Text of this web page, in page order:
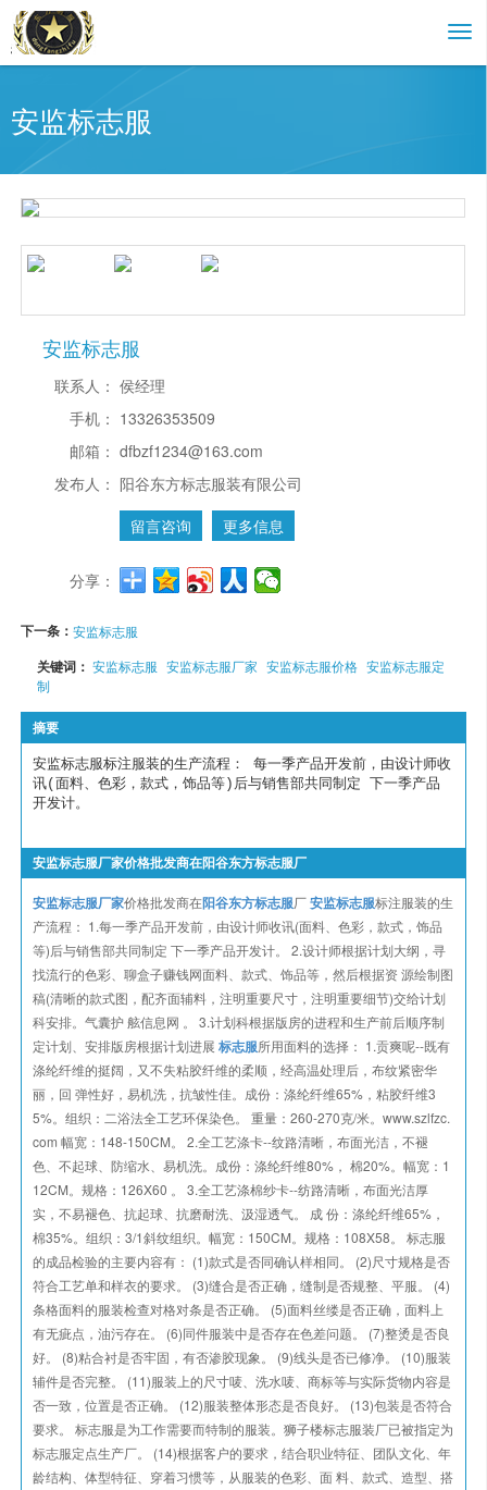
安监标志服
安监标志服
联系人： 侯经理
手机： 13326353509
邮箱： dfbzf1234@163.com
发布人： 阳谷东方标志服装有限公司
留言咨询
更多信息
分享：
下一条：安监标志服
关键词：安监标志服 安监标志服厂家 安监标志服价格 安监标志服定
制
摘要
安监标志服标注服装的生产流程： 每一季产品开发前，由设计师收
讯(面料、色彩，款式，饰品等)后与销售部共同制定 下一季产品
开发计。
安监标志服厂家价格批发商在阳谷东方标志服厂
安监标志服厂家价格批发商在阳谷东方标志服厂安监标志服标注服装的生
产流程： 1.每一季产品开发前，由设计师收讯(面料、色彩，款式，饰品
等)后与销售部共同制定 下一季产品开发计。 2.设计师根据计划大纲，寻
找流行的色彩、聊盒子赚钱网面料、款式、饰品等，然后根据资 源绘制图
稿(清晰的款式图，配齐面辅料，注明重要尺寸，注明重要细节)交给计划
科安排。气囊护 舷信息网 。 3.计划科根据版房的进程和生产前后顺序制
定计划、安排版房根据计划进展标志服所用面料的选择： 1.贡爽呢--既有
涤纶纤维的挺阔，又不失粘胶纤维的柔顺，经高温处理后，布纹紧密华
丽，回 弹性好，易机洗，抗皱性佳。成份：涤纶纤维65%，粘胶纤维3
5%。组织：二浴法全工艺环保染色。 重量：260-270克/米。www.szlfzc.
com 幅宽：148-150CM。 2.全工艺涤卡--纹路清晰，布面光洁，不褪
色、不起球、防缩水、易机洗。成份：涤纶纤维80%， 棉20%。幅宽：1
12CM。规格：126X60 。 3.全工艺涤棉纱卡--纺路清晰，布面光洁厚
实，不易褪色、抗起球、抗磨耐洗、汲湿透气。 成 份：涤纶纤维65%，
棉35%。组织：3/1斜纹组织。幅宽：150CM。规格：108X58。 标志服
的成品检验的主要内容有： (1)款式是否同确认样相同。 (2)尺寸规格是否
符合工艺单和样衣的要求。 (3)缝合是否正确，缝制是否规整、平服。 (4)
条格面料的服装检查对格对条是否正确。 (5)面料丝缕是否正确，面料上
有无疵点，油污存在。 (6)同件服装中是否存在色差问题。 (7)整烫是否良
好。 (8)粘合衬是否牢固，有否渗胶现象。 (9)线头是否已修净。 (10)服装
辅件是否完整。 (11)服装上的尺寸唛、洗水唛、商标等与实际货物内容是
否一致，位置是否正确。 (12)服装整体形态是否良好。 (13)包装是否符合
要求。 标志服是为工作需要而特制的服装。狮子楼标志服装厂已被指定为
标志服定点生产厂。 (14)根据客户的要求，结合职业特征、团队文化、年
龄结构、体型特征、穿着习惯等，从服装的色彩、面 料、款式、造型、搭